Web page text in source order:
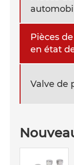
Pièces
en état
Valve de